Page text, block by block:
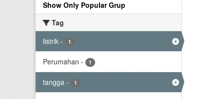
Show Only Popular Grup
Tag
listrik - 1
Perumahan - 1
tangga - 1